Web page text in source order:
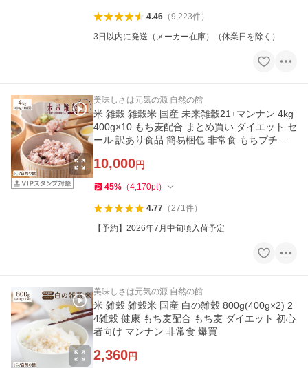
4.46（9,223件）
3日以内に発送（メーカー在庫）（休業日を除く）
美味しさは元気の源 自然の館
米 雑穀 雑穀米 国産 未来雑穀21+マンナン 4kg
400g×10 もち麦配合 まとめ買い ダイエット セ
ール 訳あり食品 簡易梱包 非常食 もちプチ 爆
10,000円
45% （4,170pt）
4.77（271件）
【予約】2026年7月中旬頃入荷予定
美味しさは元気の源 自然の館
米 雑穀 雑穀米 国産 白の雑穀 800g(400g×2) 2
4雑穀 健康 もち麦配合 もち麦 ダイエット 初心
者向け マンナン 非常食 爆買
2,360円